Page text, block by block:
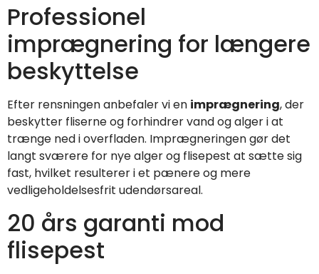
Professionel
imprægnering for længere
beskyttelse
Efter rensningen anbefaler vi en imprægnering, der
beskytter fliserne og forhindrer vand og alger i at
trænge ned i overfladen. Imprægneringen gør det
langt sværere for nye alger og flisepest at sætte sig
fast, hvilket resulterer i et pænere og mere
vedligeholdelsesfrit udendørsareal.
20 års garanti mod
flisepest